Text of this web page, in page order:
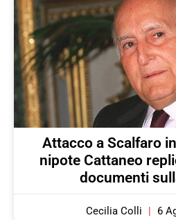
Attacco a Scalfaro
nipote Cattaneo
documenti
Cecilia Colli 6